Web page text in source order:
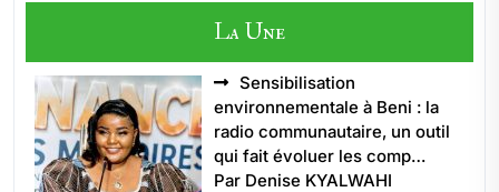
La Une
Sensibilisation
environnementale à Beni : la
radio communautaire, un outil
qui fait évoluer les comp…
Par Denise KYALWAHI